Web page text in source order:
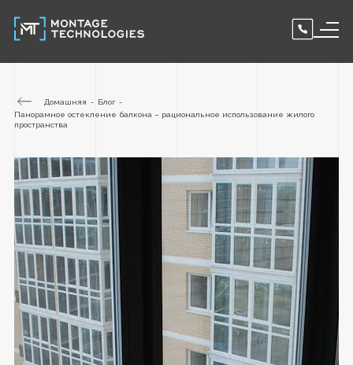
Домашняя
Блог
Панорамное остекление балкона – рациональное использование жилого
пространства